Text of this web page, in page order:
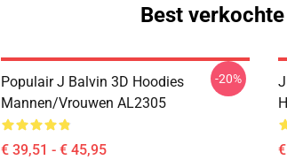
Best
Populair J Balvin 3D Hoodies
Mannen/vrouwen AL2305
€ 39,51 - € 45,95
-20%